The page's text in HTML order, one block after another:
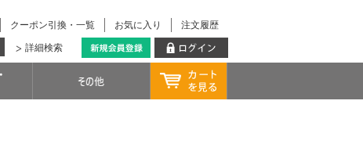
注文履歴
お気に入り
クーポン引換・一覧
詳細検索